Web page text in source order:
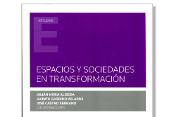
sociedad
como
sistema
social
>